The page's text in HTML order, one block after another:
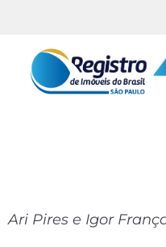
Ari Pires e Igor